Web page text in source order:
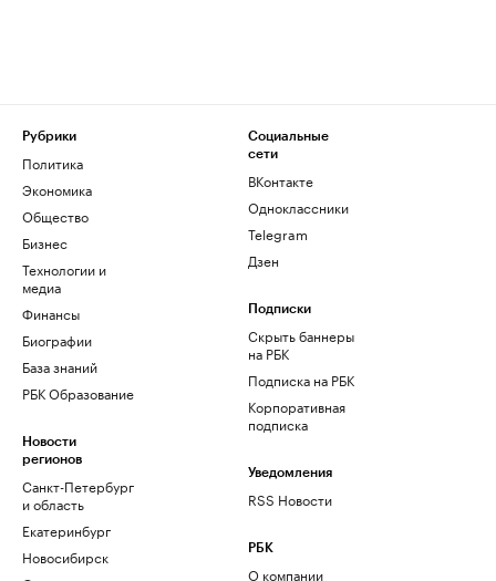
Рубрики
Политика
Экономика
Общество
Бизнес
Технологии и
медиа
Финансы
Биографии
База знаний
РБК Образование
Новости
регионов
Санкт-Петербург
и область
Екатеринбург
Новосибирск
Социальные
сети
ВКонтакте
Одноклассники
Telegram
Дзен
Подписки
Скрыть баннеры
на РБК
Подписка на РБК
Корпоративная
подписка
Уведомления
RSS Новости
РБК
О компании